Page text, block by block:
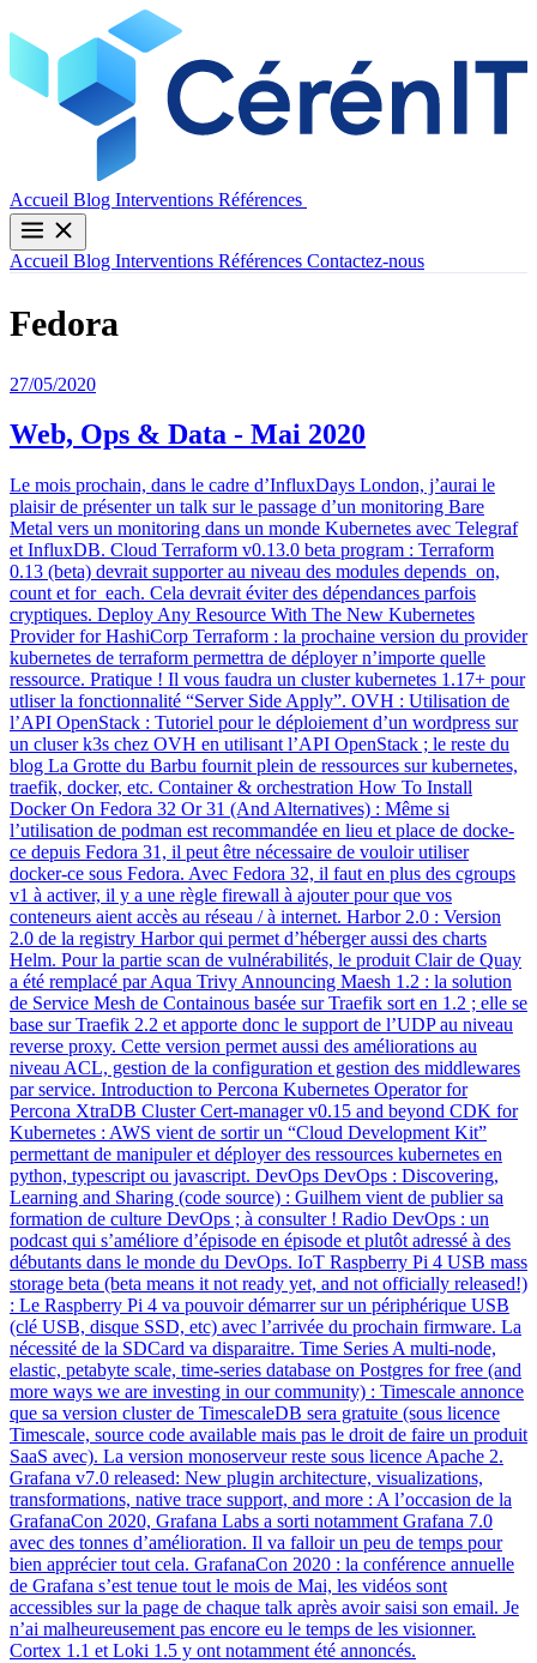
Accueil Blog Interventions Références
Accueil Blog Interventions Références Contactez-nous
Fedora
27/05/2020
Web, Ops & Data - Mai 2020
Le mois prochain, dans le cadre d’InfluxDays London, j’aurai le
plaisir de présenter un talk sur le passage d’un monitoring Bare
Metal vers un monitoring dans un monde Kubernetes avec Telegraf
et InfluxDB. Cloud Terraform v0.13.0 beta program : Terraform
0.13 (beta) devrait supporter au niveau des modules depends_on,
count et for_each. Cela devrait éviter des dépendances parfois
cryptiques. Deploy Any Resource With The New Kubernetes
Provider for HashiCorp Terraform : la prochaine version du provider
kubernetes de terraform permettra de déployer n’importe quelle
ressource. Pratique ! Il vous faudra un cluster kubernetes 1.17+ pour
utliser la fonctionnalité “Server Side Apply”. OVH : Utilisation de
l’API OpenStack : Tutoriel pour le déploiement d’un wordpress sur
un cluser k3s chez OVH en utilisant l’API OpenStack ; le reste du
blog La Grotte du Barbu fournit plein de ressources sur kubernetes,
traefik, docker, etc. Container & orchestration How To Install
Docker On Fedora 32 Or 31 (And Alternatives) : Même si
l’utilisation de podman est recommandée en lieu et place de docke-
ce depuis Fedora 31, il peut être nécessaire de vouloir utiliser
docker-ce sous Fedora. Avec Fedora 32, il faut en plus des cgroups
v1 à activer, il y a une règle firewall à ajouter pour que vos
conteneurs aient accès au réseau / à internet. Harbor 2.0 : Version
2.0 de la registry Harbor qui permet d’héberger aussi des charts
Helm. Pour la partie scan de vulnérabilités, le produit Clair de Quay
a été remplacé par Aqua Trivy Announcing Maesh 1.2 : la solution
de Service Mesh de Containous basée sur Traefik sort en 1.2 ; elle se
base sur Traefik 2.2 et apporte donc le support de l’UDP au niveau
reverse proxy. Cette version permet aussi des améliorations au
niveau ACL, gestion de la configuration et gestion des middlewares
par service. Introduction to Percona Kubernetes Operator for
Percona XtraDB Cluster Cert-manager v0.15 and beyond CDK for
Kubernetes : AWS vient de sortir un “Cloud Development Kit”
permettant de manipuler et déployer des ressources kubernetes en
python, typescript ou javascript. DevOps DevOps : Discovering,
Learning and Sharing (code source) : Guilhem vient de publier sa
formation de culture DevOps ; à consulter ! Radio DevOps : un
podcast qui s’améliore d’épisode en épisode et plutôt adressé à des
débutants dans le monde du DevOps. IoT Raspberry Pi 4 USB mass
storage beta (beta means it not ready yet, and not officially released!)
: Le Raspberry Pi 4 va pouvoir démarrer sur un périphérique USB
(clé USB, disque SSD, etc) avec l’arrivée du prochain firmware. La
nécessité de la SDCard va disparaitre. Time Series A multi-node,
elastic, petabyte scale, time-series database on Postgres for free (and
more ways we are investing in our community) : Timescale annonce
que sa version cluster de TimescaleDB sera gratuite (sous licence
Timescale, source code available mais pas le droit de faire un produit
SaaS avec). La version monoserveur reste sous licence Apache 2.
Grafana v7.0 released: New plugin architecture, visualizations,
transformations, native trace support, and more : A l’occasion de la
GrafanaCon 2020, Grafana Labs a sorti notamment Grafana 7.0
avec des tonnes d’amélioration. Il va falloir un peu de temps pour
bien apprécier tout cela. GrafanaCon 2020 : la conférence annuelle
de Grafana s’est tenue tout le mois de Mai, les vidéos sont
accessibles sur la page de chaque talk après avoir saisi son email. Je
n’ai malheureusement pas encore eu le temps de les visionner.
Cortex 1.1 et Loki 1.5 y ont notamment été annoncés.